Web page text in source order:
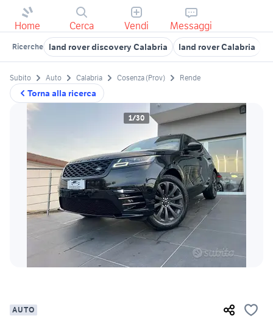
Home Cerca Vendi Messaggi
Ricerche land rover discovery Calabria land rover Calabria
Torna alla ricerca
Subito Auto Calabria Cosenza (Prov) Rende
1/30
AUTO